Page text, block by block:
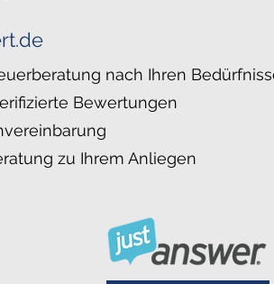
nach Ihren
Bewertungen
zu Ihrem Anliegen